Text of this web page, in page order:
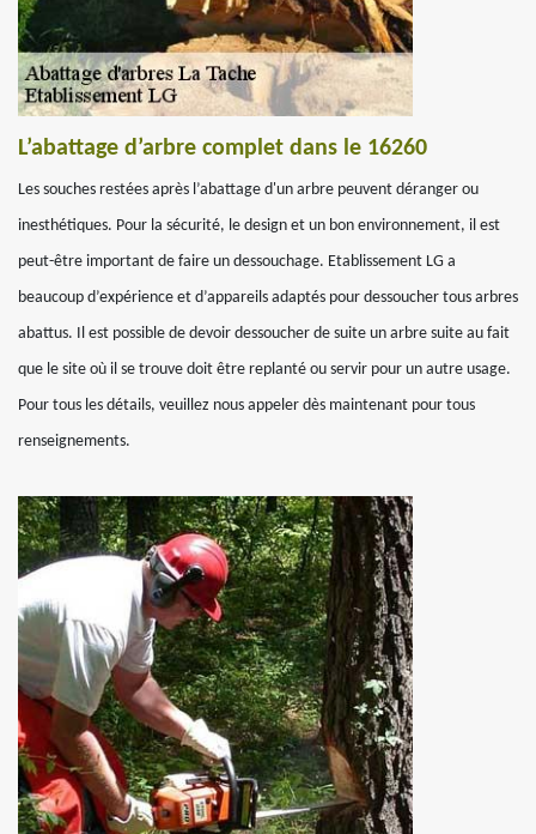
L’abattage d’arbre complet dans le 16260
Les souches restées après l’abattage d'un arbre peuvent déranger ou
inesthétiques. Pour la sécurité, le design et un bon environnement, il est
peut-être important de faire un dessouchage. Etablissement LG a
beaucoup d’expérience et d’appareils adaptés pour dessoucher tous arbres
abattus. Il est possible de devoir dessoucher de suite un arbre suite au fait
que le site où il se trouve doit être replanté ou servir pour un autre usage.
Pour tous les détails, veuillez nous appeler dès maintenant pour tous
renseignements.